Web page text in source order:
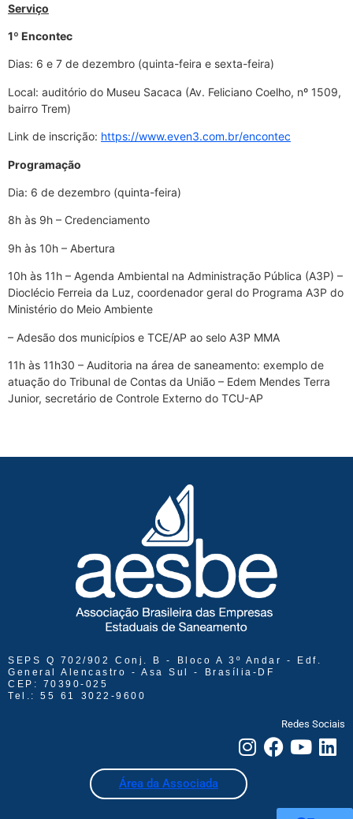
Serviço
1º Encontec
Dias: 6 e 7 de dezembro (quinta-feira e sexta-feira)
Local: auditório do Museu Sacaca (Av. Feliciano Coelho, nº 1509,
bairro Trem)
Link de inscrição: https://www.even3.com.br/encontec
Programação
Dia: 6 de dezembro (quinta-feira)
8h às 9h – Credenciamento
9h às 10h – Abertura
10h às 11h – Agenda Ambiental na Administração Pública (A3P) –
Dioclécio Ferreia da Luz, coordenador geral do Programa A3P do
Ministério do Meio Ambiente
– Adesão dos municípios e TCE/AP ao selo A3P MMA
11h às 11h30 – Auditoria na área de saneamento: exemplo de
atuação do Tribunal de Contas da União – Edem Mendes Terra
Junior, secretário de Controle Externo do TCU-AP
SEPS Q 702/902 Conj. B - Bloco A 3º Andar - Edf.
General Alencastro - Asa Sul - Brasília-DF
CEP: 70390-025
Tel.: 55 61 3022-9600
Redes Sociais
Área da Associada